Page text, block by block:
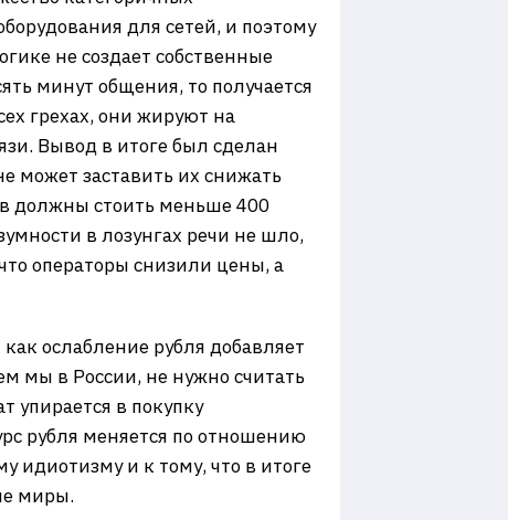
для сетей, и поэтому
не создает собственные
минут общения, то получается
грехах, они жируют на
Вывод в итоге был сделан
может заставить их снижать
должны стоить меньше 400
в лозунгах речи не шло,
операторы снизили цены, а
ослабление рубля добавляет
мы в России, не нужно считать
упирается в покупку
рубля меняется по отношению
идиотизму и к тому, что в итоге
миры.